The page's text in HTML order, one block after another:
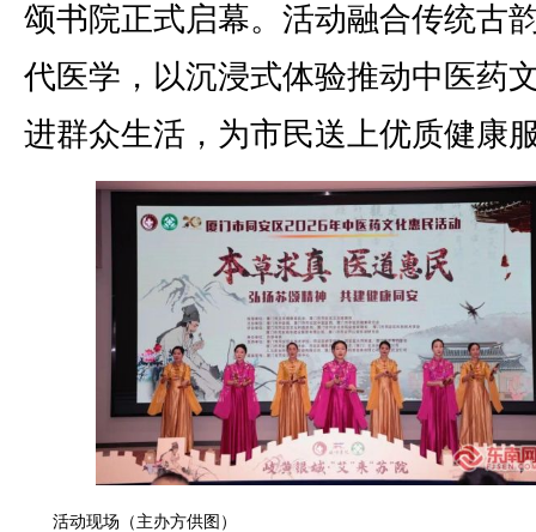
颂书院正式启幕。活动融合传统古
代医学，以沉浸式体验推动中医药
进群众生活，为市民送上优质健康
活动现场（主办方供图）